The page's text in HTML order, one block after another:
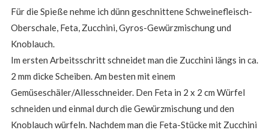
Für die Spieße nehme ich dünn geschnittene Schweinefleisch-
Oberschale, Feta, Zucchini, Gyros-Gewürzmischung und
Knoblauch.
Im ersten Arbeitsschritt schneidet man die Zucchini längs in ca.
2 mm dicke Scheiben. Am besten mit einem
Gemüseschäler/Allesschneider. Den Feta in 2 x 2 cm Würfel
schneiden und einmal durch die Gewürzmischung und den
Knoblauch würfeln. Nachdem man die Feta-Stücke mit Zucchini